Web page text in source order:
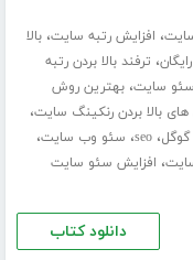
، افزایش رتبه سایت،بالا
، ترفند بالا بردن رتبه
سئو سایت،بهترین روش
بالا بردن رنکینگ سایت،
،seo، سئو وب سایت،
، افزایش سئو سایت
دانلود کتاب